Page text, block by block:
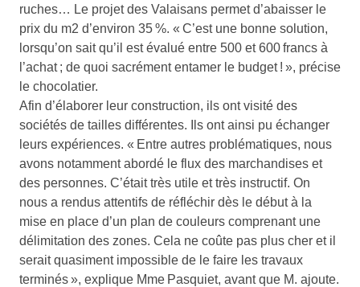
ruches… Le projet des Valaisans permet d’abaisser le
prix du m2 d’environ 35 %. « C’est une bonne solution,
lorsqu’on sait qu’il est évalué entre 500 et 600 francs à
l’achat ; de quoi sacrément entamer le budget ! », précise
le chocolatier.
Afin d’élaborer leur construction, ils ont visité des
sociétés de tailles différentes. Ils ont ainsi pu échanger
leurs expériences. « Entre autres problématiques, nous
avons notamment abordé le flux des marchandises et
des personnes. C’était très utile et très instructif. On
nous a rendus attentifs de réfléchir dès le début à la
mise en place d’un plan de couleurs comprenant une
délimitation des zones. Cela ne coûte pas plus cher et il
serait quasiment impossible de le faire les travaux
terminés », explique Mme Pasquiet, avant que M. ajoute.